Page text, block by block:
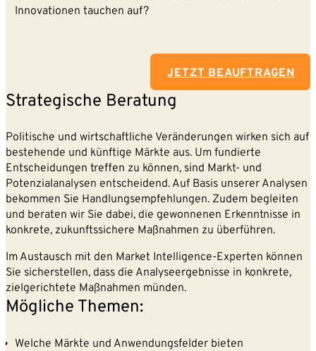
Innovationen tauchen auf?
JETZT BEAUFTRAGEN
Strategische Beratung
Politische und wirtschaftliche Veränderungen wirken sich auf
bestehende und künftige Märkte aus. Um fundierte
Entscheidungen treffen zu können, sind Markt- und
Potenzialanalysen entscheidend. Auf Basis unserer Analysen
bekommen Sie Handlungsempfehlungen. Zudem begleiten
und beraten wir Sie dabei, die gewonnenen Erkenntnisse in
konkrete, zukunftssichere Maßnahmen zu überführen.
Im Austausch mit den Market Intelligence-Experten können
Sie sicherstellen, dass die Analyseergebnisse in konkrete,
zielgerichtete Maßnahmen münden.
Mögliche Themen:
Welche Märkte und Anwendungsfelder bieten